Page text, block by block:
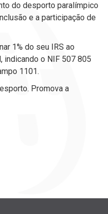
do desporto paralímpico
e a participação de
1% do seu IRS ao
indicando o NIF 507 805
1101.
Promova a